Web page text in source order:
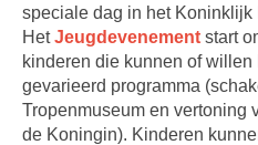
speciale dag in het Koninklijk
HetJeugdevenement start
kinderen die kunnen of
gevarieerd programma
Tropenmuseum en vertoning
de Koningin). Kinderen